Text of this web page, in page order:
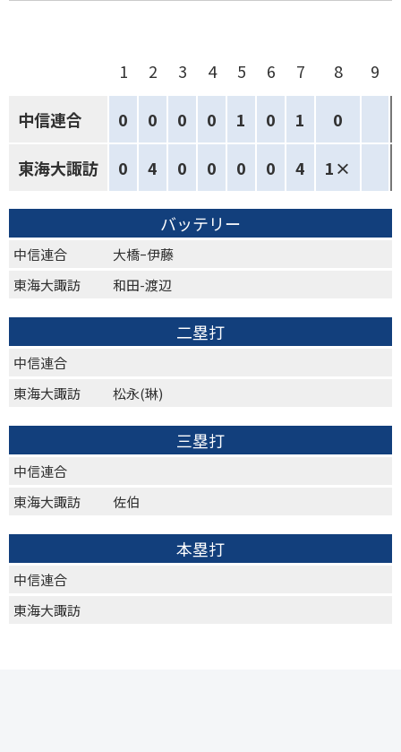
1 2 3 4 5 6 7 8 9
中信連合 0 0 0 0 1 0 1 0
東海大諏訪 0 4 0 0 0 0 4 1×
バッテリー
中信連合
大橋ｰ伊藤
東海大諏訪
和田-渡辺
二塁打
中信連合
東海大諏訪
松永(琳)
三塁打
中信連合
東海大諏訪
佐伯
本塁打
中信連合
東海大諏訪